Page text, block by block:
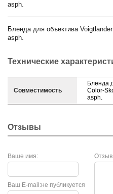
asph.
Бленда для объектива
asph.
Технические
Совместимость
Бленда
Color-
asph.
Отзывы
Ваше имя:
не публикуется
Ваш E-mail: